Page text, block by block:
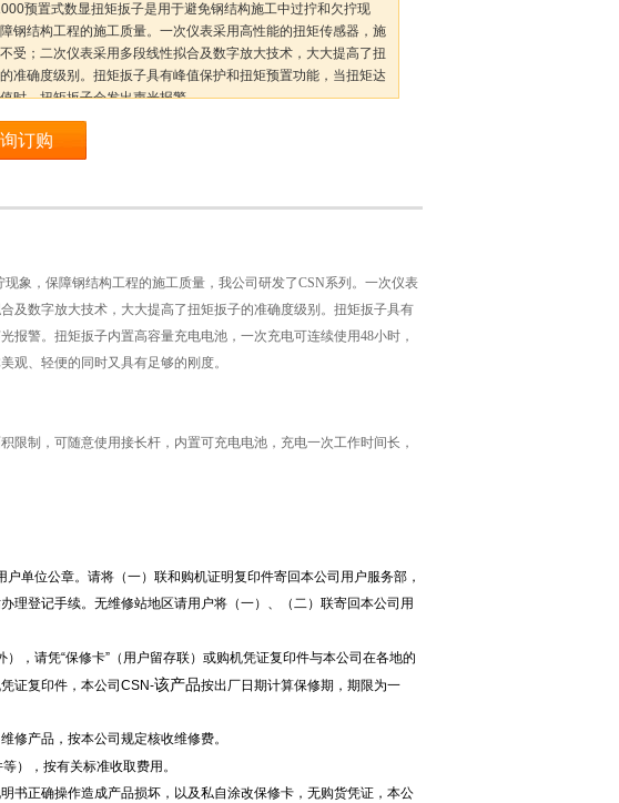
预置式数显扭矩扳子是用于避免钢结构施工中过拧和欠拧现
钢结构工程的施工质量。一次仪表采用高性能的扭矩传感器，施
受；二次仪表采用多段线性拟合及数字放大技术，大大提高了扭
准确度级别。扭矩扳子具有峰值保护和扭矩预置功能，当扭矩达
时，扭矩扳子会发出声光报警。
订购
象，保障钢结构工程的施工质量，我公司研发了CSN系列。一次仪表
及数字放大技术，大大提高了扭矩扳子的准确度级别。扭矩扳子具有
警。扭矩扳子内置高容量充电电池，一次充电可连续使用48小时，
观、轻便的同时又具有足够的刚度。
制，可随意使用接长杆，内置可充电电池，充电一次工作时间长，
单位公章。请将（一）联和购机证明复印件寄回本公司用户服务部，
理登记手续。无维修站地区请用户将（一）、（二）联寄回本公司用
，请凭“保修卡”（用户留存联）或购机凭证复印件与本公司在各地的
证复印件，本公司CSN-该产品按出厂日期计算保修期，期限为一
修产品，按本公司规定核收维修费。
），按有关标准收取费用。
书正确操作造成产品损坏，以及私自涂改保修卡，无购货凭证，本公